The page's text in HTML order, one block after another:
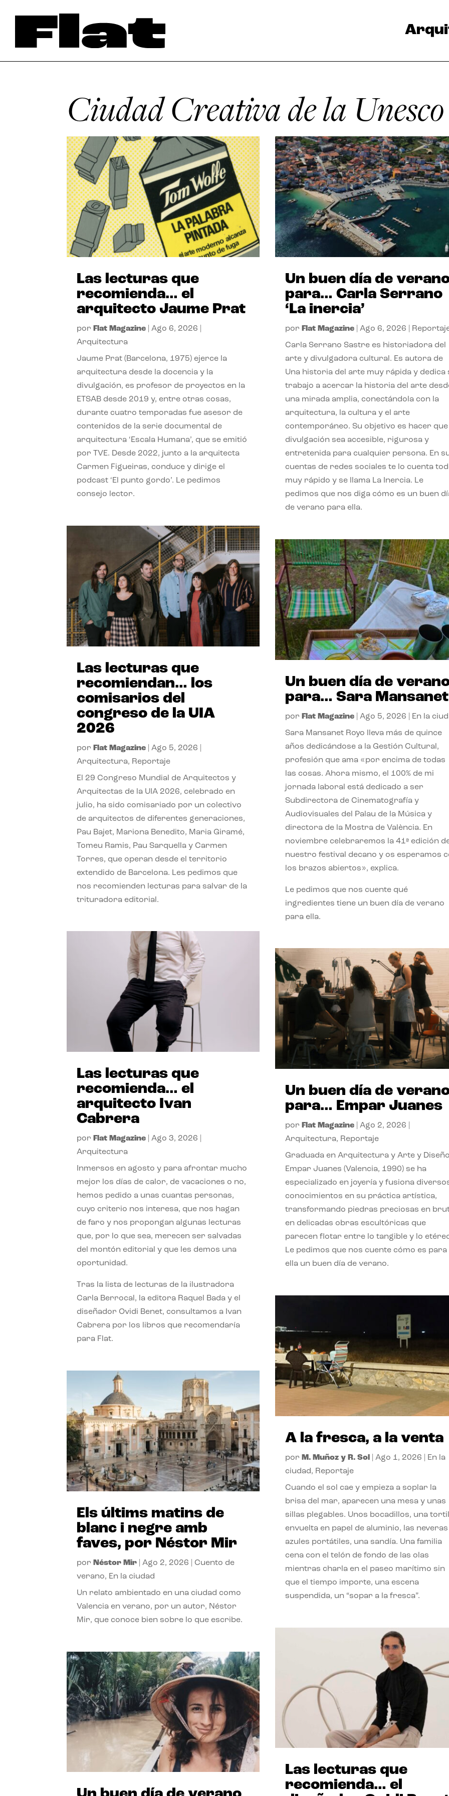
Ciudad Creativa de la Unesco
Las lecturas que
recomienda… el
arquitecto Jaume Prat
por Flat Magazine |Ago 6, 2026
Arquitectura
Jaume Prat (Barcelona, 1975) ejerce la
arquitectura desde la docencia y la
divulgación, es profesor de proyectos en la
ETSAB desde 2019 y, entre otras cosas,
durante cuatro temporadas fue asesor de
contenidos de la serie documental de
arquitectura ‘Escala Humana’, que se emitió
por TVE. Desde 2022, junto a la arquitecta
Carmen Figueiras, conduce y dirige el
podcast ‘El punto gordo’. Le pedimos
consejo lector.
Las lecturas que
recomiendan… los
comisarios del
congreso de la UIA
2026
por Flat Magazine |Ago 5, 2026
Arquitectura, Reportaje
El 29 Congreso Mundial de Arquitectos y
Arquitectas de la UIA 2026, celebrado en
julio, ha sido comisariado por un colectivo
de arquitectos de diferentes generaciones,
Pau Bajet, Mariona Benedito, Maria Giramé,
Tomeu Ramis, Pau Sarquella y Carmen
Torres, que operan desde el territorio
extendido de Barcelona. Les pedimos que
nos recomienden lecturas para salvar de la
trituradora editorial.
Las lecturas que
recomienda… el
arquitecto Ivan
Cabrera
por Flat Magazine |Ago 3, 2026
Arquitectura
Inmersos en agosto y para afrontar mucho
mejor los días de calor, de vacaciones o no,
hemos pedido a unas cuantas personas,
cuyo criterio nos interesa, que nos hagan
de faro y nos propongan algunas lecturas
que, por lo que sea, merecen ser salvadas
del montón editorial y que les demos una
oportunidad.
Tras la lista de lecturas de la ilustradora
Carla Berrocal, la editora Raquel Bada y el
diseñador Ovidi Benet, consultamos a Ivan
Cabrera por los libros que recomendaría
para Flat.
Els últims matins de
blanc i negre amb
faves, por Néstor Mir
por Néstor Mir |Ago 2, 2026 |Cuento de
verano, En la ciudad
Un relato ambientado en una ciudad como
Valencia en verano, por un autor, Néstor
Mir, que conoce bien sobre lo que escribe.
Un buen día de
para… Carla Serrano
‘La inercia’
por Flat Magazine| Ago 6, 2026
Carla Serrano Sastre es historiadora del
arte y divulgadora cultural. Es autora de
Una historia del arte muy rápida y dedica
trabajo a acercar la historia del arte
una mirada amplia, conectándola con la
arquitectura, la cultura y el arte
contemporáneo. Su objetivo es hacer que
divulgación sea accesible, rigurosa y
entretenida para cualquier persona. En
cuentas de redes sociales te lo cuenta
muy rápido y se llama La Inercia. Le
pedimos que nos diga cómo es un buen
de verano para ella.
Un buen día de
para… Sara Mansanet
por Flat Magazine| Ago 5, 2026 En la
Sara Mansanet Royo lleva más de quince
años dedicándose a la Gestión Cultural,
profesión que ama «por encima de todas
las cosas. Ahora mismo, el 100% de mi
jornada laboral está dedicado a ser
Subdirectora de Cinematografía y
Audiovisuales del Palau de la Música y
directora de la Mostra de València. En
noviembre celebraremos la 41ª edición
nuestro festival decano y os esperamos
los brazos abiertos», explica.
Le pedimos que nos cuente qué
ingredientes tiene un buen día de verano
para ella.
Un buen día de
para… Empar Juanes
por Flat Magazine| Ago 2, 2026
Arquitectura, Reportaje
Graduada en Arquitectura y Arte y
Empar Juanes (Valencia, 1990) se ha
especializado en joyería y fusiona
conocimientos en su práctica artística,
transformando piedras preciosas en
en delicadas obras escultóricas que
parecen flotar entre lo tangible y lo
Le pedimos que nos cuente cómo es para
ella un buen día de verano.
A la fresca, a la venta
por M. Muñoz y R. Sol Ago 1, 2026
En la
ciudad, Reportaje
Cuando el sol cae y empieza a soplar la
brisa del mar, aparecen una mesa y unas
sillas plegables. Unos bocadillos, una
envuelta en papel de aluminio, las neveras
azules portátiles, una sandía. Una familia
cena con el telón de fondo de las olas
mientras charla en el paseo marítimo sin
que el tiempo importe, una escena
suspendida, un “sopar a la fresca”.
Las lecturas que
recomienda… el